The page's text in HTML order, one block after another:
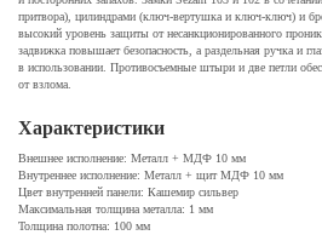
притвора), цилиндрами (ключ-вертушка и ключ-ключ) и
высокий уровень защиты от несанкционированного
задвижка повышает безопасность, а раздельная ручка и
в использовании. Противосъемные штыри и две петли
от взлома.
Характеристики
Внешнее исполнение: Металл + МДФ 10 мм
Внутреннее исполнение: Металл + щит МДФ 10 мм
Цвет внутренней панели: Кашемир сильвер
Максимальная толщина металла: 1 мм
Толщина полотна: 100 мм